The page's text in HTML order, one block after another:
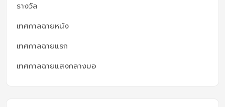
รางวัล
เทศกาลฉายหนัง
เทศกาลฉายแรก
เทศกาลฉายแสงกลางมอ